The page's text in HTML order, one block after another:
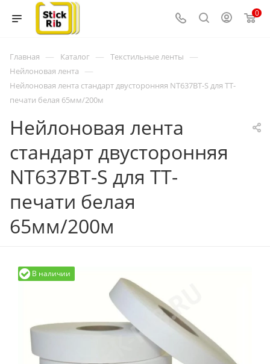
0
Главная — Каталог — Текстильные ленты —
Нейлоновая лента —
Нейлоновая лента стандарт двусторонняя NT637BT-S для ТТ-
печати белая 65мм/200м
Нейлоновая лента
стандарт двусторонняя
NT637BT-S для ТТ-
печати белая
65мм/200м
В наличии